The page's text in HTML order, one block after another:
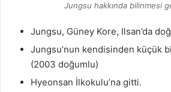
Jungsu hakkında bilinmesi
Jungsu, Güney Kore, Ilsan’da
Jungsu’nun kendisinden küçük
(2003 doğumlu)
Hyeonsan İlkokulu’na gitti.